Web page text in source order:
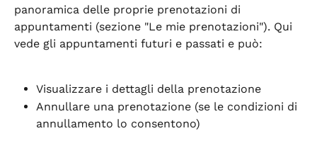
panoramica delle proprie prenotazioni di
appuntamenti (sezione "Le mie prenotazioni"). Qui
vede gli appuntamenti futuri e passati e può:
Visualizzare i dettagli della prenotazione
Annullare una prenotazione (se le condizioni di
annullamento lo consentono)